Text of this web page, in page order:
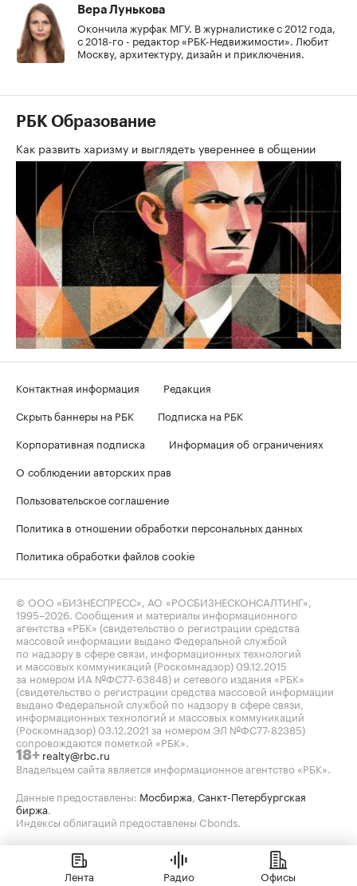
Вера Лунькова
Окончила журфак МГУ. В журналистике с 2012 года,
с 2018-го - редактор «РБК-Недвижимости». Любит
Москву, архитектуру, дизайн и приключения.
РБК Образование
Как развить харизму и выглядеть увереннее в общении
Контактная информация
Редакция
Скрыть баннеры на РБК
Подписка на РБК
Корпоративная подписка
Информация об ограничениях
О соблюдении авторских прав
Пользовательское соглашение
Политика в отношении обработки персональных данных
Политика обработки файлов cookie
© ООО «БИЗНЕСПРЕСС», АО «РОСБИЗНЕСКОНСАЛТИНГ»,
1995–2026 . Сообщения и материалы информационного
агентства «РБК» (свидетельство о регистрации средства
массовой информации выдано Федеральной службой
по надзору в сфере связи, информационных технологий
и массовых коммуникаций (Роскомнадзор) 09.12.2015
за номером ИА №ФС77-63848) и сетевого издания «РБК»
(свидетельство о регистрации средства массовой информации
выдано Федеральной службой по надзору в сфере связи,
информационных технологий и массовых коммуникаций
(Роскомнадзор) 03.12.2021 за номером ЭЛ №ФС77-82385)
сопровождаются пометкой «РБК».
18+ realty@rbc.ru
Владельцем сайта является информационное агентство «РБК».
Данные предоставлены: Мосбиржа Санкт-Петербургская
биржа
Индексы облигаций предоставлены Cbonds.
Лента Радио Офисы